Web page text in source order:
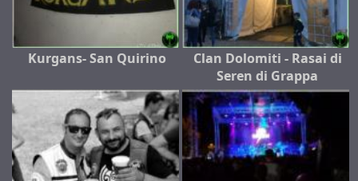
Kurgans- San Quirino
Clan Dolomiti - Rasai di
Seren di Grappa